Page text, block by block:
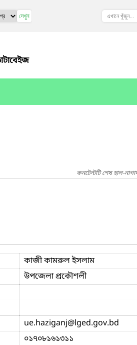
দেখুন
কনটেন্টটি শেষ হাল-
কাজী কামরুল ইসলাম
উপজেলা প্রকৌশলী
ue.haziganj@lged.gov.bd
০১৭০৮১৬১৩১১